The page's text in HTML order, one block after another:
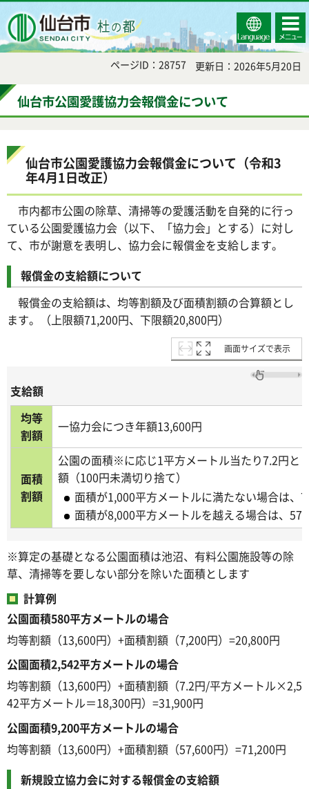
Select
Language
コンテ
ンツメ
ニュー
ページID：28757 更新日：2026年5月20日
仙台市公園愛護協力会報償金について
仙台市公園愛護協力会報償金について（令和3
年4月1日改正）
市内都市公園の除草、清掃等の愛護活動を自発的に行っ
ている公園愛護協力会（以下、「協力会」とする）に対し
て、市が謝意を表明し、協力会に報償金を支給します。
報償金の支給額について
報償金の支給額は、均等割額及び面積割額の合算額とし
ます。（上限額71,200円、下限額20,800円）
画面サイズで表示
支給額
均等
割額
一協力会につき年額13,600円
面積
割額
公園の面積※に応じ1平方メートル当たり7.2円と
額（100円未満切り捨て）
面積が1,000平方メートルに満たない場合は、
面積が8,000平方メートルを越える場合は、
※算定の基礎となる公園面積は池沼、有料公園施設等の除
草、清掃等を要しない部分を除いた面積とします
計算例
公園面積580平方メートルの場合
均等割額（13,600円）+面積割額（7,200円）=20,800円
公園面積2,542平方メートルの場合
均等割額（13,600円）+面積割額（7.2円/平方メートル×2,5
42平方メートル＝18,300円）=31,900円
公園面積9,200平方メートルの場合
均等割額（13,600円）+面積割額（57,600円）=71,200円
新規設立協力会に対する報償金の支給額